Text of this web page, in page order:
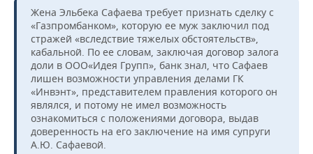
Жена Эльбека Сафаева требует признать сделку с
«Газпромбанком», которую ее муж заключил под
стражей «вследствие тяжелых обстоятельств»,
кабальной. По ее словам, заключая договор залога
доли в ООО«Идея Групп», банк знал, что Сафаев
лишен возможности управления делами ГК
«Инвэнт», представителем правления которого он
являлся, и потому не имел возможность
ознакомиться с положениями договора, выдав
доверенность на его заключение на имя супруги
А.Ю. Сафаевой.